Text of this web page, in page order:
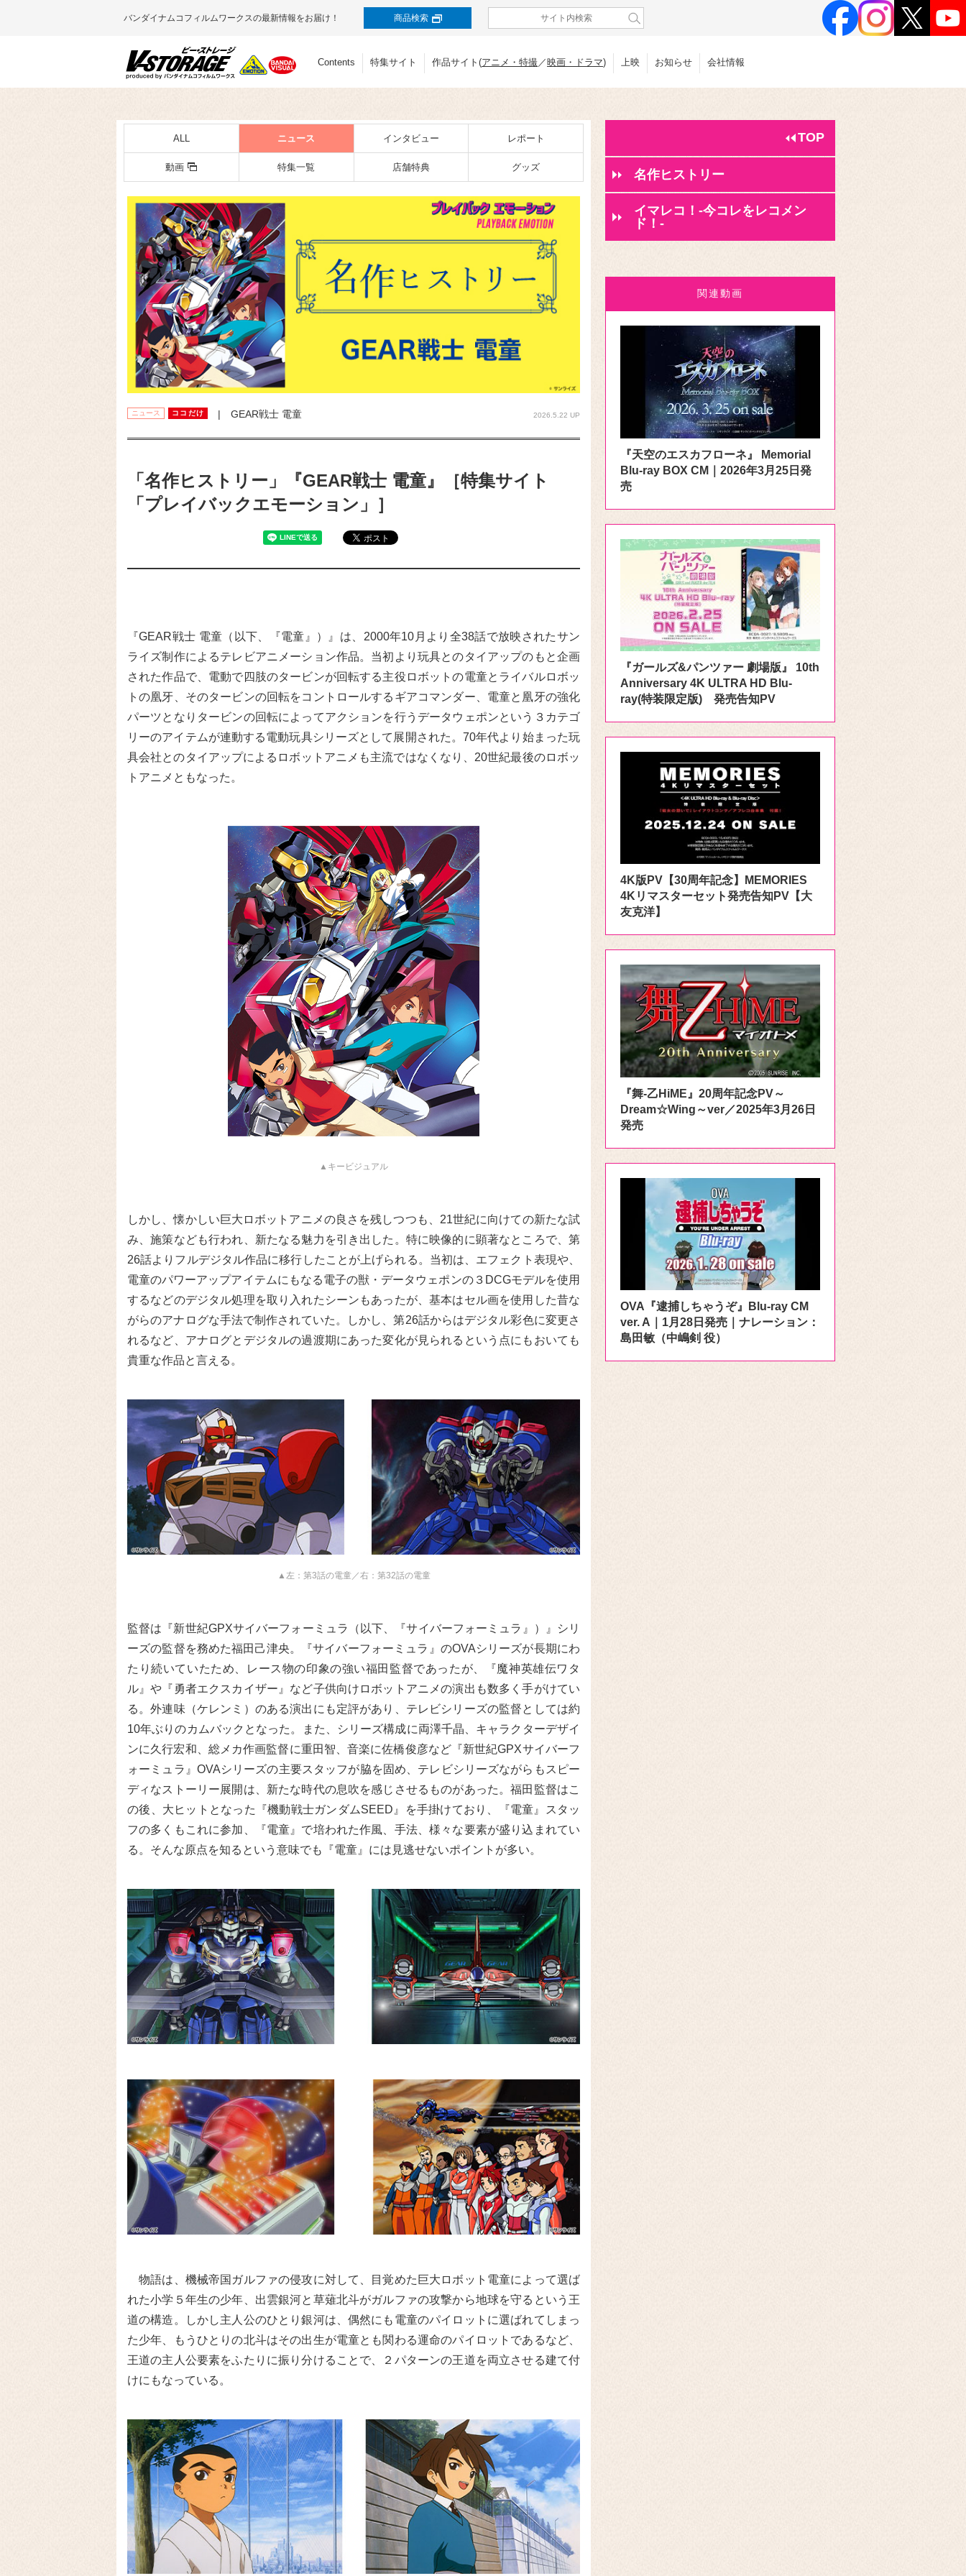
バンダイナムコフィルムワークスの最新情報をお届け！ 商品検索
Contents 特集サイト 作品サイト(アニメ・特撮／映画・ドラマ) 上映 お知らせ 会社情報
ALL ニュース インタビュー レポート
動画 特集一覧 店舗特典 グッズ
ニュース ココだけ | GEAR戦士 電童 2026.5.22 UP
「名作ヒストリー」『GEAR戦士 電童』［特集サイト
「プレイバックエモーション」］
『GEAR戦士 電童（以下、『電童』）』は、2000年10月より全38話で放映されたサン
ライズ制作によるテレビアニメーション作品。当初より玩具とのタイアップのもと企画
された作品で、電動で四肢のタービンが回転する主役ロボットの電童とライバルロボッ
トの凰牙、そのタービンの回転をコントロールするギアコマンダー、電童と凰牙の強化
パーツとなりタービンの回転によってアクションを行うデータウェポンという３カテゴ
リーのアイテムが連動する電動玩具シリーズとして展開された。70年代より始まった玩
具会社とのタイアップによるロボットアニメも主流ではなくなり、20世紀最後のロボッ
トアニメともなった。
▲キービジュアル
しかし、懐かしい巨大ロボットアニメの良さを残しつつも、21世紀に向けての新たな試
み、施策なども行われ、新たなる魅力を引き出した。特に映像的に顕著なところで、第
26話よりフルデジタル作品に移行したことが上げられる。当初は、エフェクト表現や、
電童のパワーアップアイテムにもなる電子の獣・データウェポンの３DCGモデルを使用
するなどのデジタル処理を取り入れたシーンもあったが、基本はセル画を使用した昔な
がらのアナログな手法で制作されていた。しかし、第26話からはデジタル彩色に変更さ
れるなど、アナログとデジタルの過渡期にあった変化が見られるという点にもおいても
貴重な作品と言える。
▲左：第3話の電童／右：第32話の電童
監督は『新世紀GPXサイバーフォーミュラ（以下、『サイバーフォーミュラ』）』シリ
ーズの監督を務めた福田己津央。『サイバーフォーミュラ』のOVAシリーズが長期にわ
たり続いていたため、レース物の印象の強い福田監督であったが、『魔神英雄伝ワタ
ル』や『勇者エクスカイザー』など子供向けロボットアニメの演出も数多く手がけてい
る。外連味（ケレンミ）のある演出にも定評があり、テレビシリーズの監督としては約
10年ぶりのカムバックとなった。また、シリーズ構成に両澤千晶、キャラクターデザイ
ンに久行宏和、総メカ作画監督に重田智、音楽に佐橋俊彦など『新世紀GPXサイバーフ
ォーミュラ』OVAシリーズの主要スタッフが脇を固め、テレビシリーズながらもスピー
ディなストーリー展開は、新たな時代の息吹を感じさせるものがあった。福田監督はこ
の後、大ヒットとなった『機動戦士ガンダムSEED』を手掛けており、『電童』スタッ
フの多くもこれに参加、『電童』で培われた作風、手法、様々な要素が盛り込まれてい
る。そんな原点を知るという意味でも『電童』には見逃せないポイントが多い。
物語は、機械帝国ガルファの侵攻に対して、目覚めた巨大ロボット電童によって選ば
れた小学５年生の少年、出雲銀河と草薙北斗がガルファの攻撃から地球を守るという王
道の構造。しかし主人公のひとり銀河は、偶然にも電童のパイロットに選ばれてしまっ
た少年、もうひとりの北斗はその出生が電童とも関わる運命のパイロットであるなど、
王道の主人公要素をふたりに振り分けることで、２パターンの王道を両立させる建て付
けにもなっている。
TOP
名作ヒストリー
イマレコ！-今コレをレコメン
ド！-
関連動画
『天空のエスカフローネ』 Memorial
Blu-ray BOX CM｜2026年3月25日発
売
『ガールズ&パンツァー 劇場版』 10th
Anniversary 4K ULTRA HD Blu-
ray(特装限定版) 発売告知PV
4K版PV【30周年記念】MEMORIES
4Kリマスターセット発売告知PV【大
友克洋】
『舞-乙HiME』20周年記念PV～
Dream☆Wing～ver／2025年3月26日
発売
OVA『逮捕しちゃうぞ』Blu-ray CM
ver. A｜1月28日発売｜ナレーション：
島田敏（中嶋剣 役）